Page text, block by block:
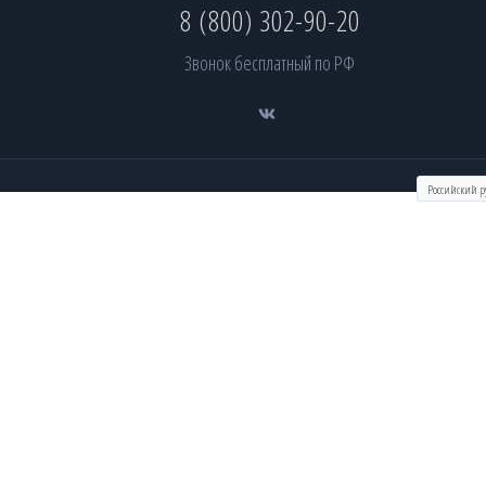
8 (800) 302-90-20
Звонок бесплатный по РФ